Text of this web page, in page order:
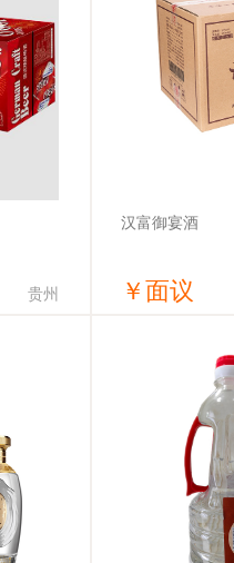
贵州
汉富御宴酒
￥面议
贵州汉富